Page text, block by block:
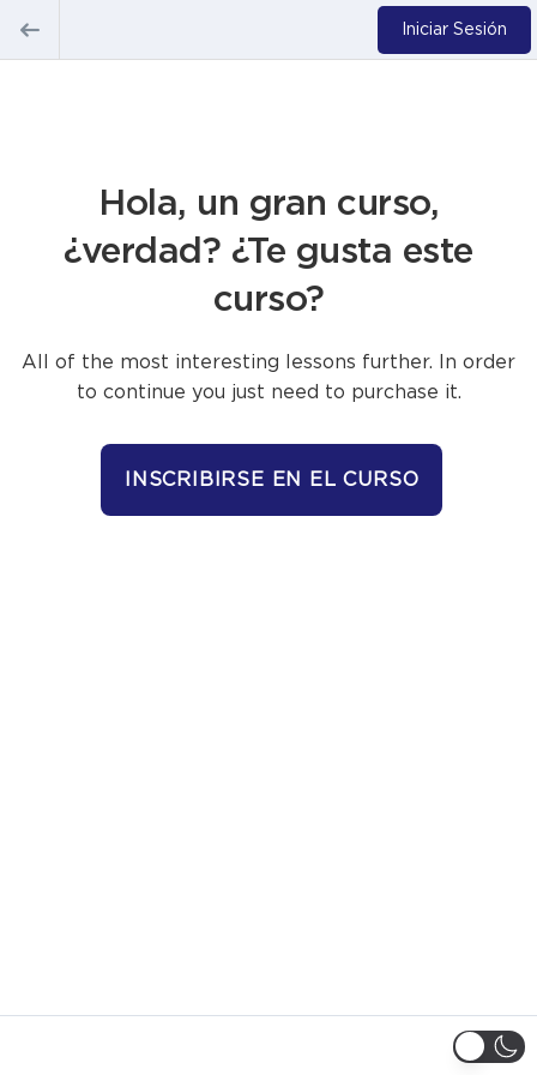
Iniciar Sesión
Hola, un gran curso,
¿verdad? ¿Te gusta este
curso?
All of the most interesting lessons further. In order
to continue you just need to purchase it.
INSCRIBIRSE EN EL CURSO